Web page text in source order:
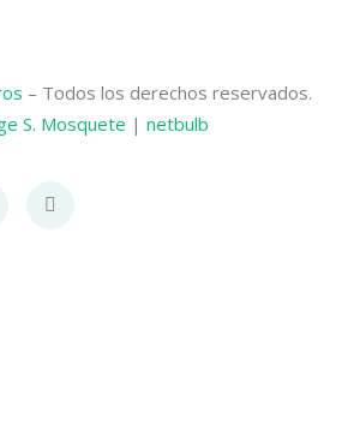
– Todos los derechos reservados.
S. Mosquete | netbulb